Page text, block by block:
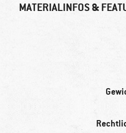
MATERIALINFOS &